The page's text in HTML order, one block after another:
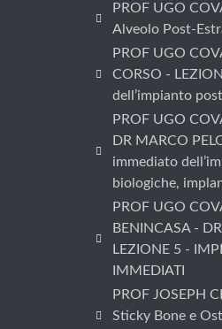
PROF UGO
Alveolo Post-
PROF UGO
CORSO -
dell’impianto
PROF UGO
DR MARCO
immediato
biologiche,
PROF UGO
BENINCASA -
LEZIONE 5 -
IMMEDIATI
PROF JOSEPH
Sticky Bone e